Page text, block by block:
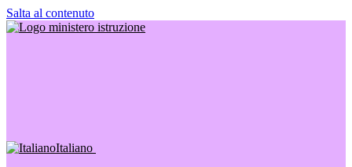
Salta al contenuto
Italiano